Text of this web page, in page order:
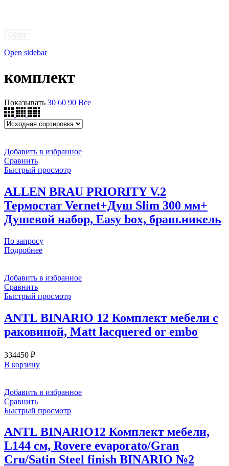
Open sidebar
комплект
Показывать 30 60 90 Все
Добавить в избранное
Сравнить
Быстрый просмотр
ALLEN BRAU PRIORITY V.2
Термостат Vernet+Душ Slim 300 мм+
Душевой набор, Easy box, браш.никель
По запросу
Подробнее
Добавить в избранное
Сравнить
Быстрый просмотр
ANTL BINARIO 12 Комплект мебели с
раковиной, Matt lacquered or embo
334450 ₽
В корзину
Добавить в избранное
Сравнить
Быстрый просмотр
ANTL BINARIO12 Комплект мебели,
L144 см, Rovere evaporato/Gran
Cru/Satin Steel finish BINARIO №2